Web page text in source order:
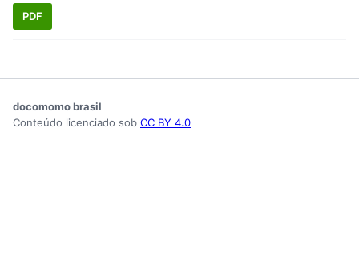
PDF
docomomo brasil
Conteúdo licenciado sob CC BY 4.0